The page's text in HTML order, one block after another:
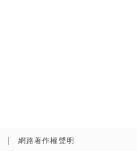
網路著作權聲明